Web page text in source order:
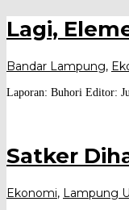
Lagi,
Bandar Lampung,
Laporan: Buhori Editor:
Satker
Ekonomi, Lampung